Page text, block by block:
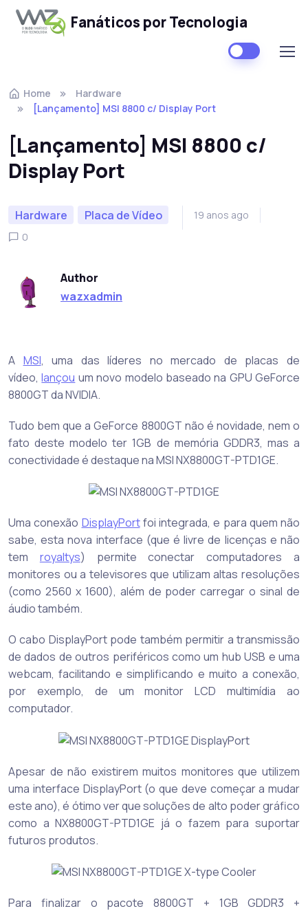
Fanáticos por Tecnologia
Home
Hardware
[Lançamento] MSI 8800 c/ Display Port
[Lançamento] MSI 8800 c/
Display Port
Hardware Placa de Vídeo
19 anos ago
0
Author
wazxadmin
A MSI, uma das líderes no mercado de placas de
vídeo,lançou um novo modelo baseado na GPU GeForce
8800GT da NVIDIA.
Tudo bem que a GeForce 8800GT não é novidade, nem o
fato deste modelo ter 1GB de memória GDDR3, mas a
conectividade é destaque na MSI NX8800GT-PTD1GE.
Uma conexão DisplayPortfoi integrada, e para quem não
sabe, esta nova interface (que é livre de licenças e não
tem royaltys) permite conectar computadores a
monitores ou a televisores que utilizam altas resoluções
(como 2560 x 1600), além de poder carregar o sinal de
áudio também.
O cabo DisplayPort pode também permitir a transmissão
de dados de outros periféricos como um hub USB e uma
webcam, facilitando e simplificando e muito a conexão,
por exemplo, de um monitor LCD multimídia ao
computador.
Apesar de não existirem muitos monitores que utilizem
uma interface DisplayPort (o que deve começar a mudar
este ano), é ótimo ver que soluções de alto poder gráfico
como a NX8800GT-PTD1GE já o fazem para suportar
futuros produtos.
Para finalizar o pacote 8800GT + 1GB GDDR3 +